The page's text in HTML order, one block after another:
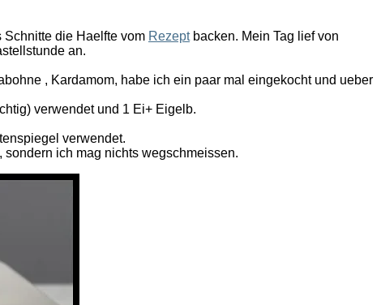
Schnitte die Haelfte vom Rezeptbacken. Mein Tag lief von
an.
, Kardamom, habe ich ein paar mal eingekocht und ueber
verwendet und 1 Ei+ Eigelb.
verwendet.
ich mag nichts wegschmeissen.